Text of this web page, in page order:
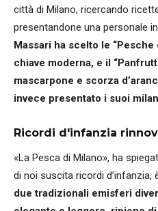
città di Milano, ricercando
presentandone una personale
Massari ha scelto le
chiave moderna, e il
mascarpone e scorza
invece presentato i suoi
Ricordi d'infanzia
«La Pesca di Milano», ha
di noi suscita ricordi
due tradizionali emisferi